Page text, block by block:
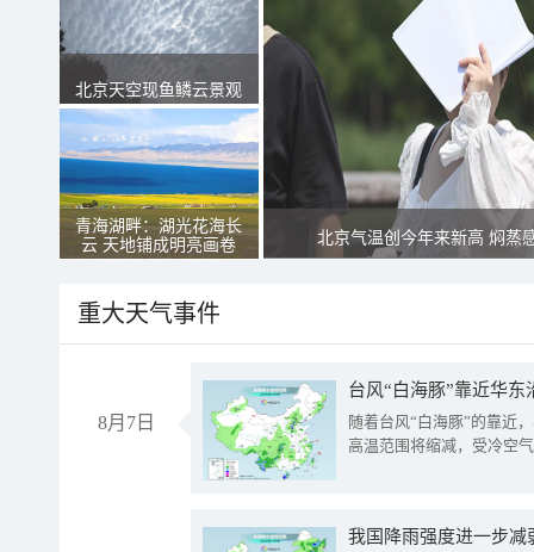
北京天空现鱼鳞云景观
青海湖畔：湖光花海长
云 天地铺成明亮画卷
北京气温创今年来新高 焖蒸
重大天气事件
8月7日
台风“白海豚”靠近华
随着台风“白海豚”的靠近
高温范围将缩减，受冷空